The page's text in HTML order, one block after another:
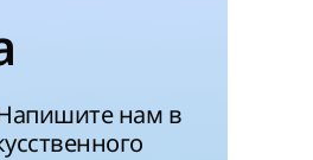
нам в